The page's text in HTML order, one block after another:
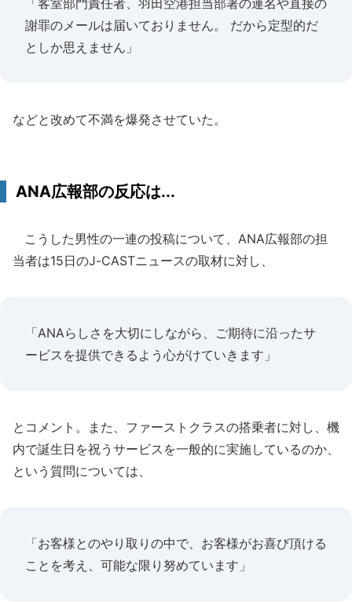
「客室部門責任者、羽田空港担当部署の連名や直接の
謝罪のメールは届いておりません。 だから定型的だ
としか思えません」
などと改めて不満を爆発させていた。
ANA広報部の反応は...
こうした男性の一連の投稿について、ANA広報部の担
当者は15日のJ-CASTニュースの取材に対し、
「ANAらしさを大切にしながら、ご期待に沿ったサ
ービスを提供できるよう心がけていきます」
とコメント。また、ファーストクラスの搭乗者に対し、機
内で誕生日を祝うサービスを一般的に実施しているのか、
という質問については、
「お客様とのやり取りの中で、お客様がお喜び頂ける
ことを考え、可能な限り努めています」